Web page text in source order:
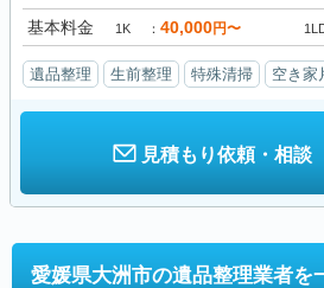
基本料金 1K 40,000円〜
遺品整理 生前整理 特殊清掃 空き家
見積もり依頼・相談
愛媛県大洲市の遺品整理業者を